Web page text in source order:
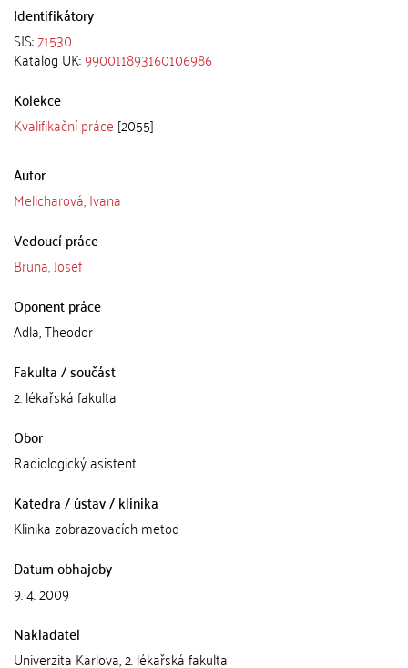
Identifikátory
SIS:71530
Katalog UK:990011893160106986
Kolekce
Kvalifikační práce [2055]
Autor
Melicharová, Ivana
Vedoucí práce
Bruna, Josef
Oponent práce
Adla, Theodor
Fakulta / součást
2. lékařská fakulta
Obor
Radiologický asistent
Katedra / ústav / klinika
Klinika zobrazovacích metod
Datum obhajoby
9. 4. 2009
Nakladatel
Univerzita Karlova, 2. lékařská fakulta